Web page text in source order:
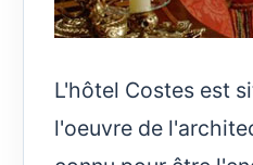
L'hôtel Costes est
l'oeuvre de